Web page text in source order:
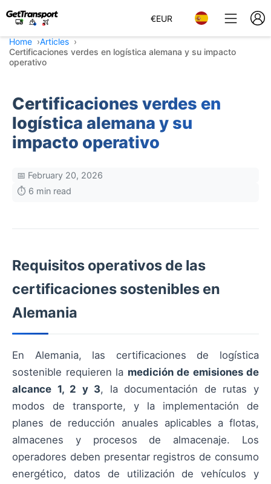
€EUR
Home
Articles
Certificaciones verdes en logística alemana y su impacto
operativo
Certificaciones verdes en
logística alemana y su
impacto operativo
📅 February 20, 2026
⏱️ 6 min read
Requisitos operativos de las
certificaciones sostenibles en
Alemania
En Alemania, las certificaciones de logística
sostenible requieren la medición de emisiones de
alcance 1, 2 y 3, la documentación de rutas y
modos de transporte, y la implementación de
planes de reducción anuales aplicables a flotas,
almacenes y procesos de almacenaje. Los
operadores deben presentar registros de consumo
energético, datos de utilización de vehículos y